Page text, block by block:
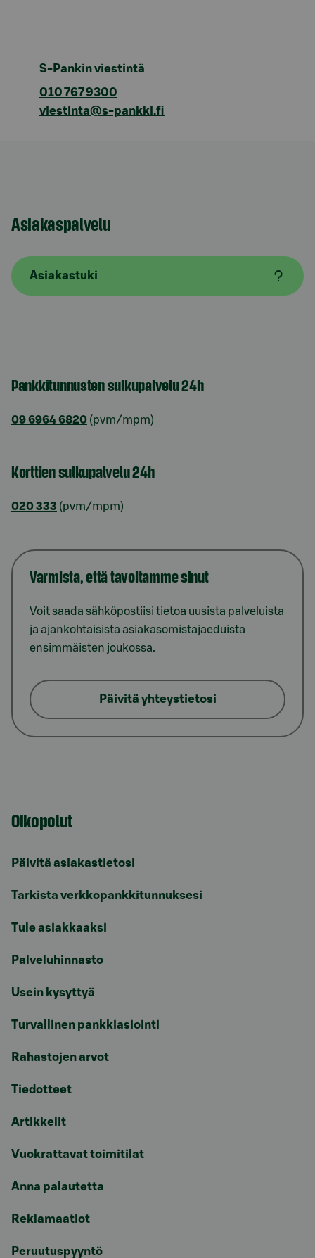
S-Pankin viestintä
010 767 9300
viestinta@s-pankki.fi
Asiakaspalvelu
Asiakastuki
Pankkitunnusten sulkupalvelu 24h
09 6964 6820 (pvm/mpm)
Korttien sulkupalvelu 24h
020 333 (pvm/mpm)
Varmista, että tavoitamme sinut
Voit saada sähköpostiisi tietoa uusista palveluista
ja ajankohtaisista asiakasomistajaeduista
ensimmäisten joukossa.
Päivitä yhteystietosi
Oikopolut
Päivitä asiakastietosi
Tarkista verkkopankkitunnuksesi
Tule asiakkaaksi
Palveluhinnasto
Usein kysyttyä
Turvallinen pankkiasiointi
Rahastojen arvot
Tiedotteet
Artikkelit
Vuokrattavat toimitilat
Anna palautetta
Reklamaatiot
Peruutuspyyntö